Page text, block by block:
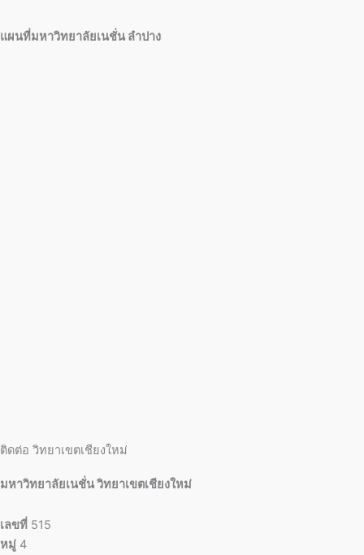
แผนที่มหาวิทยาลัยเนชั่น ลำปาง
ติดต่อ วิทยาเขตเชียงใหม่
มหาวิทยาลัยเนชั่น วิทยาเขตเชียงใหม่
เลขที่ 515
หมู่ 4